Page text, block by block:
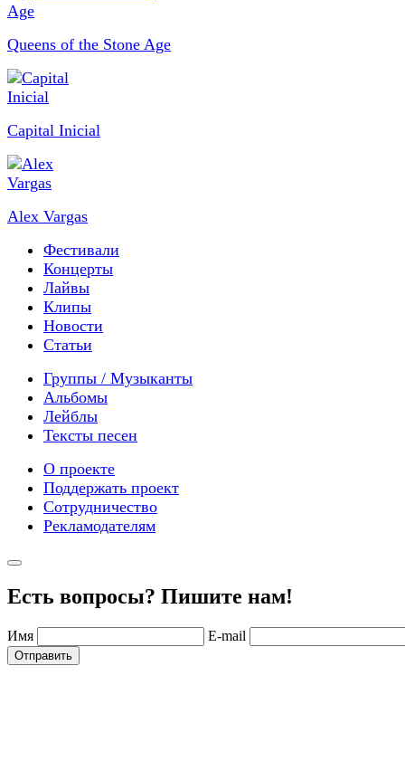
Queens of the Stone Age
Capital Inicial
Alex Vargas
Фестивали
Концерты
Лайвы
Клипы
Новости
Статьи
Группы / Музыканты
Альбомы
Лейблы
Тексты песен
О проекте
Поддержать проект
Сотрудничество
Рекламодателям
Есть вопросы? Пишите нам!
Имя E-mail